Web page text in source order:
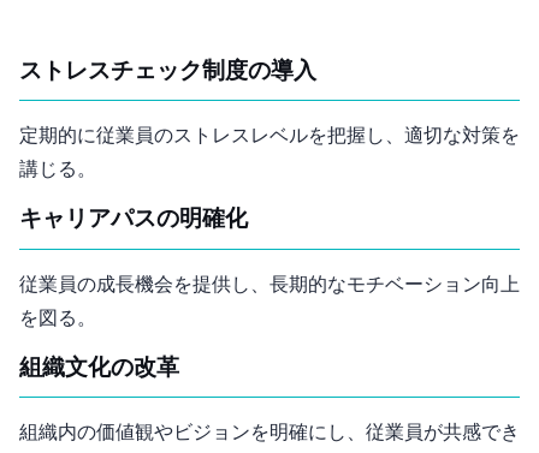
ストレスチェック制度の導入
定期的に従業員のストレスレベルを把握し、適切な対策を
講じる。
キャリアパスの明確化
従業員の成長機会を提供し、長期的なモチベーション向上
を図る。
組織文化の改革
組織内の価値観やビジョンを明確にし、従業員が共感でき